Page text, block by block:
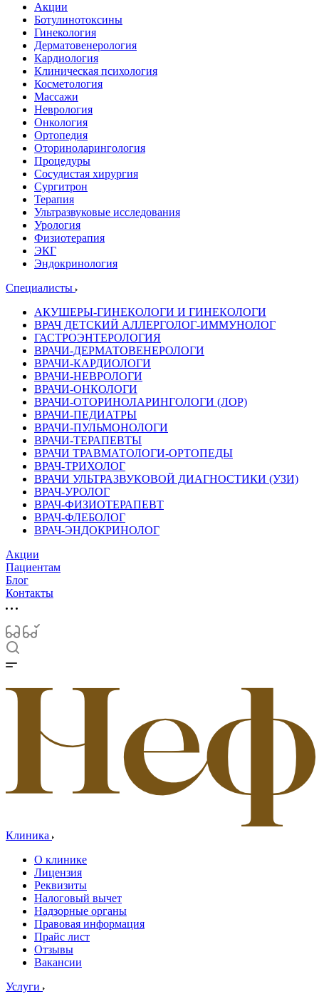
Акции
Ботулинотоксины
Гинекология
Дерматовенерология
Кардиология
Клиническая психология
Косметология
Массажи
Неврология
Онкология
Ортопедия
Оториноларингология
Процедуры
Сосудистая хирургия
Сургитрон
Терапия
Ультразвуковые исследования
Урология
Физиотерапия
ЭКГ
Эндокринология
Специалисты
АКУШЕРЫ-ГИНЕКОЛОГИ И ГИНЕКОЛОГИ
ВРАЧ ДЕТСКИЙ АЛЛЕРГОЛОГ-ИММУНОЛОГ
ГАСТРОЭНТЕРОЛОГИЯ
ВРАЧИ-ДЕРМАТОВЕНЕРОЛОГИ
ВРАЧИ-КАРДИОЛОГИ
ВРАЧИ-НЕВРОЛОГИ
ВРАЧИ-ОНКОЛОГИ
ВРАЧИ-ОТОРИНОЛАРИНГОЛОГИ (ЛОР)
ВРАЧИ-ПЕДИАТРЫ
ВРАЧИ-ПУЛЬМОНОЛОГИ
ВРАЧИ-ТЕРАПЕВТЫ
ВРАЧИ ТРАВМАТОЛОГИ-ОРТОПЕДЫ
ВРАЧ-ТРИХОЛОГ
ВРАЧИ УЛЬТРАЗВУКОВОЙ ДИАГНОСТИКИ (УЗИ)
ВРАЧ-УРОЛОГ
ВРАЧ-ФИЗИОТЕРАПЕВТ
ВРАЧ-ФЛЕБОЛОГ
ВРАЧ-ЭНДОКРИНОЛОГ
Акции
Пациентам
Блог
Контакты
Клиника
О клинике
Лицензия
Реквизиты
Налоговый вычет
Надзорные органы
Правовая информация
Прайс лист
Отзывы
Вакансии
Услуги